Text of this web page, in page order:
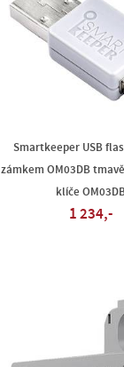
Smartkeeper USB
zámkem OM03DB
klíče
1 234,-